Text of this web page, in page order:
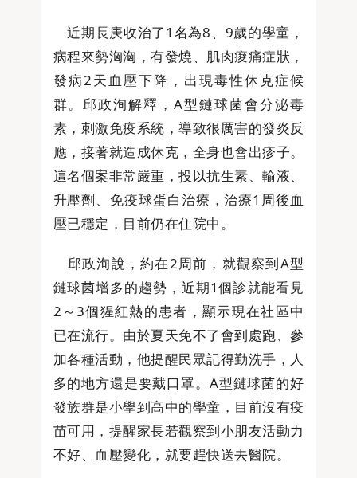
近期長庚收治了1名為8、9歲的學童，
病程來勢洶洶，有發燒、肌肉痠痛症狀，
發病2天血壓下降，出現毒性休克症候
群。邱政洵解釋，A型鏈球菌會分泌毒
素，刺激免疫系統，導致很厲害的發炎反
應，接著就造成休克，全身也會出疹子。
這名個案非常嚴重，投以抗生素、輸液、
升壓劑、免疫球蛋白治療，治療1周後血
壓已穩定，目前仍在住院中。
邱政洵說，約在2周前，就觀察到A型
鏈球菌增多的趨勢，近期1個診就能看見
2～3個猩紅熱的患者，顯示現在社區中
已在流行。由於夏天免不了會到處跑、參
加各種活動，他提醒民眾記得勤洗手，人
多的地方還是要戴口罩。A型鏈球菌的好
發族群是小學到高中的學童，目前沒有疫
苗可用，提醒家長若觀察到小朋友活動力
不好、血壓變化，就要趕快送去醫院。